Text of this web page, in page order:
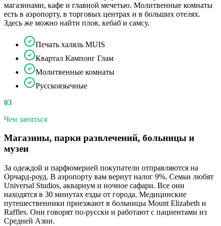
магазинами, кафе и главной мечетью. Молитвенные комнаты
есть в аэропорту, в торговых центрах и в больших отелях.
Здесь же можно найти плов, кебаб и самсу.
Печать халяль MUIS
Квартал Кампонг Глам
Молитвенные комнаты
Русскоязычные
03
Чем заняться
Магазины, парки развлечений, больницы и
музеи
За одеждой и парфюмерией покупатели отправляются на
Орчард-роуд. В аэропорту вам вернут налог 9%. Семьи любят
Universal Studios, аквариум и ночное сафари. Все они
находятся в 30 минутах езды от города. Медицинские
путешественники приезжают в больницы Mount Elizabeth и
Raffles. Они говорят по-русски и работают с пациентами из
Средней Азии.